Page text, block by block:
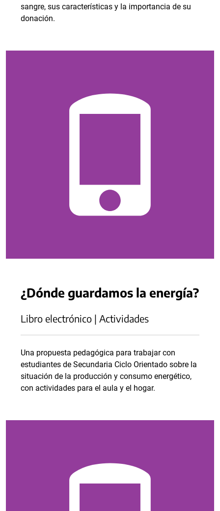
sangre, sus características y la importancia de su
donación.
¿Dónde guardamos la energía?
Libro electrónico | Actividades
Una propuesta pedagógica para trabajar con
estudiantes de Secundaria Ciclo Orientado sobre la
situación de la producción y consumo energético,
con actividades para el aula y el hogar.